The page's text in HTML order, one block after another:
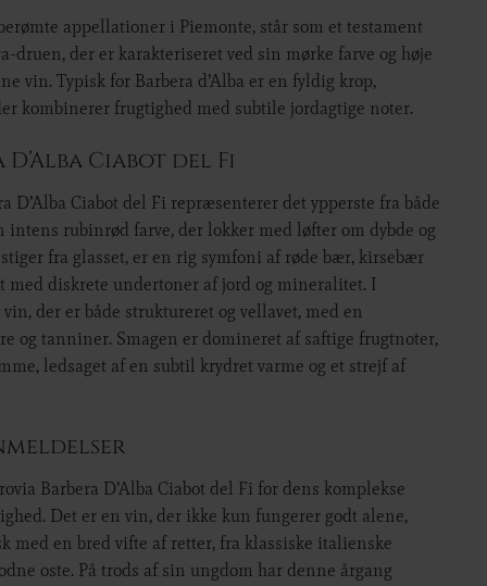
appellationer i Piemonte, står som et testament
druen, der er karakteriseret ved sin mørke farve og høje
vin. Typisk for Barbera d’Alba er en fyldig krop,
kombinerer frugtighed med subtile jordagtige noter.
Ciabot del Fi
D’Alba Ciabot del Fi repræsenterer det ypperste fra både
rubinrød farve, der lokker med løfter om dybde og
fra glasset, er en rig symfoni af røde bær, kirsebær
med diskrete undertoner af jord og mineralitet. I
der er både struktureret og vellavet, med en
og tanniner. Smagen er domineret af saftige frugtnoter,
ledsaget af en subtil krydret varme og et strejf af
Barbera D’Alba Ciabot del Fi for dens komplekse
Det er en vin, der ikke kun fungerer godt alene,
med en bred vifte af retter, fra klassiske italienske
oste. På trods af sin ungdom har denne årgang